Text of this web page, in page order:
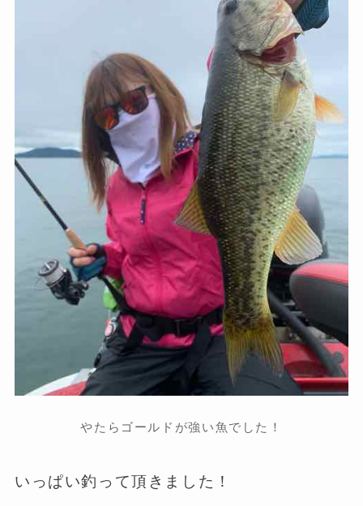
やたらゴールドが強い魚でした！
いっぱい釣って頂きました！